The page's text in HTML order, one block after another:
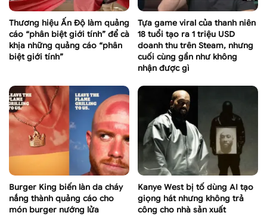
Thương hiệu Ấn Độ làm quảng
cáo “phân biệt giới tính” để cà
khịa những quảng cáo “phân
biệt giới tính”
Tựa game viral của thanh niên
18 tuổi tạo ra 1 triệu USD
doanh thu trên Steam, nhưng
cuối cùng gần như không
nhận được gì
Burger King biến làn da cháy
nắng thành quảng cáo cho
món burger nướng lửa
Kanye West bị tố dùng AI tạo
giọng hát nhưng không trả
công cho nhà sản xuất